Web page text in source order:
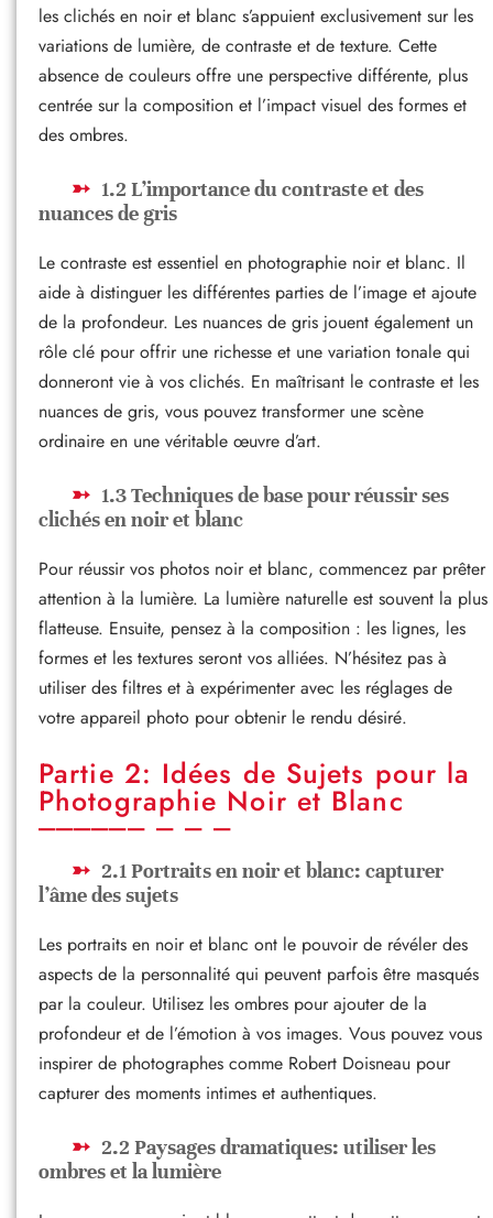
les clichés en noir et blanc s’appuient exclusivement sur les
variations de lumière, de contraste et de texture. Cette
absence de couleurs offre une perspective différente, plus
centrée sur la composition et l’impact visuel des formes et
des ombres.
1.2 L’importance du contraste et des
nuances de gris
Le contraste est essentiel en photographie noir et blanc. Il
aide à distinguer les différentes parties de l’image et ajoute
de la profondeur. Les nuances de gris jouent également un
rôle clé pour offrir une richesse et une variation tonale qui
donneront vie à vos clichés. En maîtrisant le contraste et les
nuances de gris, vous pouvez transformer une scène
ordinaire en une véritable œuvre d’art.
1.3 Techniques de base pour réussir ses
clichés en noir et blanc
Pour réussir vos photos noir et blanc, commencez par prêter
attention à la lumière. La lumière naturelle est souvent la plus
flatteuse. Ensuite, pensez à la composition : les lignes, les
formes et les textures seront vos alliées. N’hésitez pas à
utiliser des filtres et à expérimenter avec les réglages de
votre appareil photo pour obtenir le rendu désiré.
Partie 2: Idées de Sujets pour la
Photographie Noir et Blanc
2.1 Portraits en noir et blanc: capturer
l’âme des sujets
Les portraits en noir et blanc ont le pouvoir de révéler des
aspects de la personnalité qui peuvent parfois être masqués
par la couleur. Utilisez les ombres pour ajouter de la
profondeur et de l’émotion à vos images. Vous pouvez vous
inspirer de photographes comme Robert Doisneau pour
capturer des moments intimes et authentiques.
2.2 Paysages dramatiques: utiliser les
ombres et la lumière